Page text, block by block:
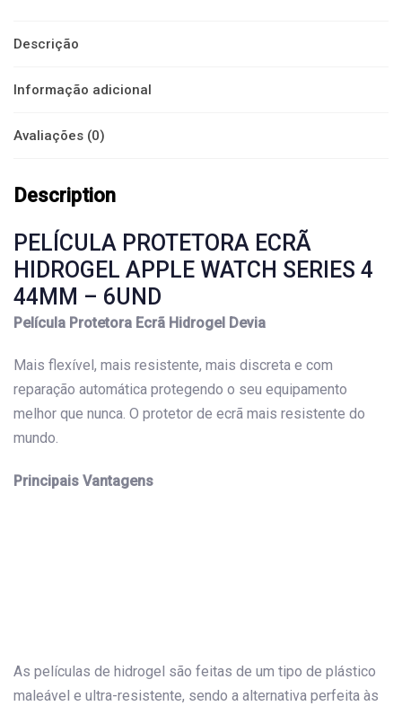
Descrição
Informação adicional
Avaliações (0)
Description
PELÍCULA PROTETORA ECRÃ
HIDROGEL APPLE WATCH SERIES 4
44MM – 6UND
Película Protetora Ecrã Hidrogel Devia
Mais flexível, mais resistente, mais discreta e com
reparação automática protegendo o seu equipamento
melhor que nunca. O protetor de ecrã mais resistente do
mundo.
Principais Vantagens
As películas de hidrogel são feitas de um tipo de plástico
maleável e ultra-resistente, sendo a alternativa perfeita às